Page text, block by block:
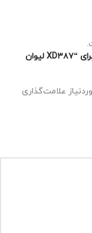
اولین نفری باشید که دیدگاهی را ارسال می کنید برای “XD۳۸۷ لیوان
علامت‌گذاری